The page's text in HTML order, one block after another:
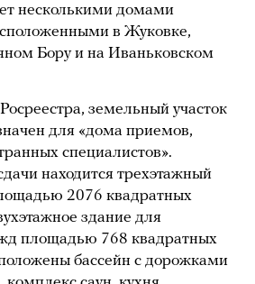
несколькими домами
в Жуковке,
Бору и на Иваньковском
земельный участок
для «дома приемов,
специалистов».
находится трехэтажный
2076 квадратных
здание для
площадью 768 квадратных
бассейн с дорожками